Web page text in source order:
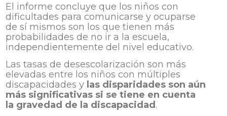
El informe concluye que los niños con
dificultades para comunicarse y ocuparse
de sí mismos son los que tienen más
probabilidades de no ir a la escuela,
independientemente del nivel educativo.
Las tasas de desescolarización son más
elevadas entre los niños con múltiples
discapacidades y las disparidades son aún
más significativas si se tiene en cuenta
la gravedad de la discapacidad .